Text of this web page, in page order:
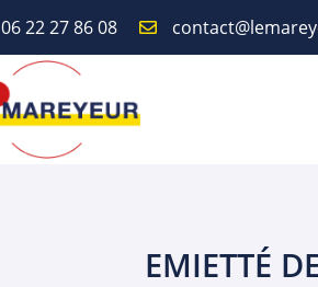
06 22 27 86 08
EMIETTÉ